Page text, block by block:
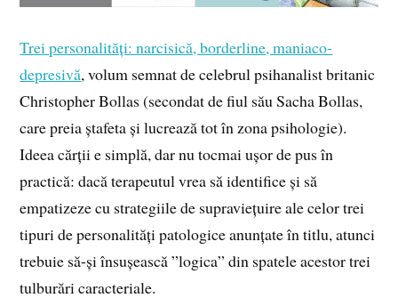
Trei personalități: narcisică, borderline, maniaco-
depresivă, volum semnat de celebrul psihanalist britanic
Christopher Bollas (secondat de fiul său Sacha Bollas,
care preia ștafeta și lucrează tot în zona psihologie).
Ideea cărții e simplă, dar nu tocmai ușor de pus în
practică: dacă terapeutul vrea să identifice și să
empatizeze cu strategiile de supraviețuire ale celor trei
tipuri de personalități patologice anunțate în titlu, atunci
trebuie să-și însușească ”logica” din spatele acestor trei
tulburări caracteriale.